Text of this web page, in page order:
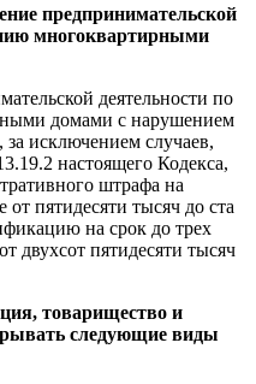
предпринимательской
многоквартирными
деятельности по
домами с нарушением
исключением случаев,
настоящего Кодекса,
штрафа на
пятидесяти тысяч до ста
на срок до трех
двухсот пятидесяти тысяч
товарищество и
следующие виды